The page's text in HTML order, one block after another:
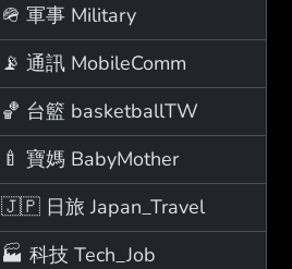
🪖 軍事 Military
📡 通訊 MobileComm
🏀 台籃 basketballTW
🍼 寶媽 BabyMother
🇯🇵 日旅 Japan_Travel
🏭 科技 Tech_Job